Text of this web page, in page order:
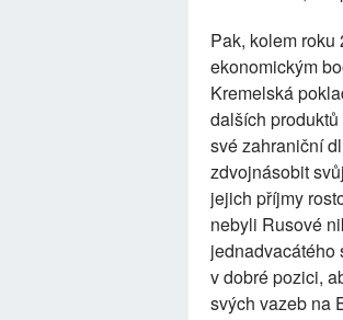
Pak, kolem
ekonomickým
Kremelská
dalších
své zahraniční
zdvojnásobit
jejich příjmy
nebyli Rusové
jednadvacátého
v dobré pozici,
svých vazeb na